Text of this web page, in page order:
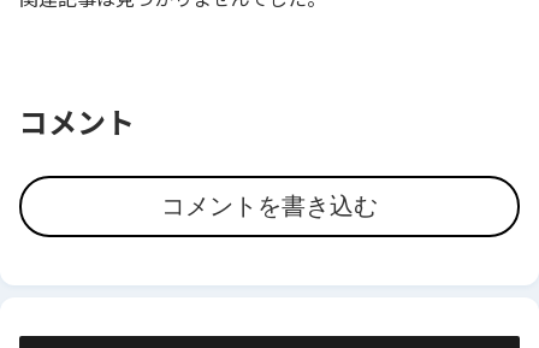
コメント
コメントを書き込む